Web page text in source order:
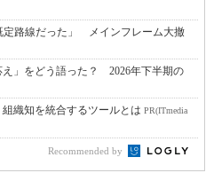
定路線だった」 メインフレーム大撤
」をどう語った？ 2026年下半期の
織知を統合するツールとは PR(ITmedia
Recommended by